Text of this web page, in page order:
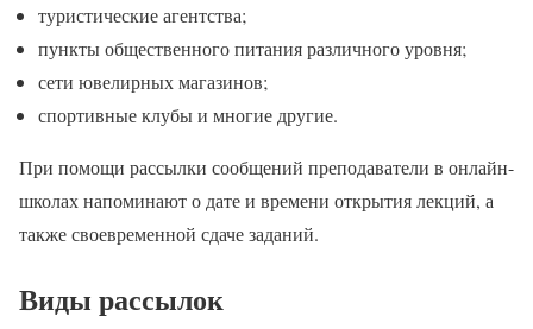
туристические агентства;
пункты общественного питания различного уровня;
сети ювелирных магазинов;
спортивные клубы и многие другие.
При помощи рассылки сообщений преподаватели в онлайн-
школах напоминают о дате и времени открытия лекций, а
также своевременной сдаче заданий.
Виды рассылок